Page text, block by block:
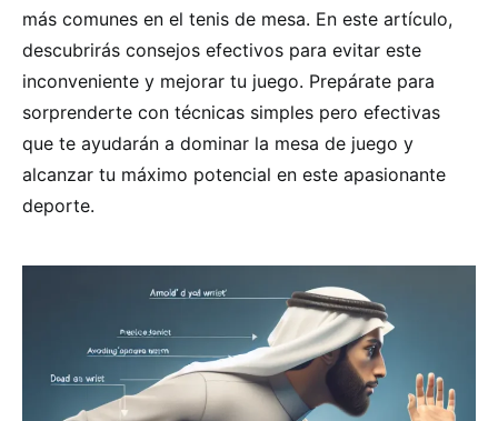
más comunes en el tenis de mesa. En este artículo,
descubrirás consejos efectivos para evitar este
inconveniente y mejorar tu juego. Prepárate para
sorprenderte con técnicas simples pero efectivas
que te ayudarán a dominar la mesa de juego y
alcanzar tu máximo potencial en este apasionante
deporte.